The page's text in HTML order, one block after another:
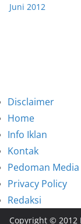
Juni 2012
Disclaimer
Home
Info Iklan
Kontak
Pedoman
Privacy Policy
Redaksi
Copyright © 2012